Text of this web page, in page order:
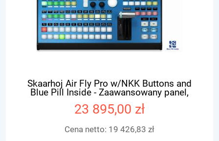
Skaarhoj Air Fly Pro w/NKK Buttons and
Blue Pill Inside - Zaawansowany panel,
kontroler kamer PTZ, vMix, ATEM, Tricaster
23 895,00 zł
Cena netto: 19 426,83 zł